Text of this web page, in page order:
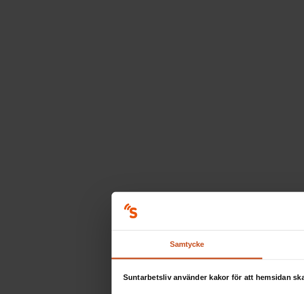
Samtycke
Suntarbetsliv använder kakor för att hemsidan